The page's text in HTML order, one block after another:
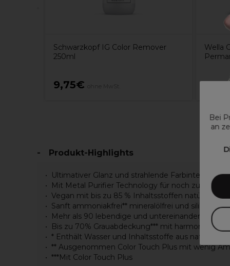
Bei
an
Schwarzkopf IG Color Remover
250ml
9,75€
Wella
Produkt-Highlights
Ultimativer Glanz und strahlende Farbintensität
Mit Metal Purifier Technology für noch
Vegan mit bis zu 85 % Inhaltsstoffen natürlichen
Sanft ammoniakfrei** mineralölfrei und silikonfrei
Mehr als 90 lebendige und untereinander
Bis zu 70% Grauabdeckung*** mit harmonisch
* Enthält Wasser und Inhaltsstoffe aus natürlichen
** Ausgenommen Color Touch Plus mit wenig
***Mit Color Touch Plus